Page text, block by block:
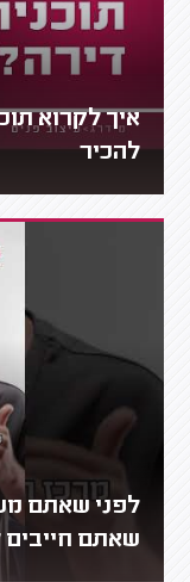
איך לקרוא
להכיר
שאתם